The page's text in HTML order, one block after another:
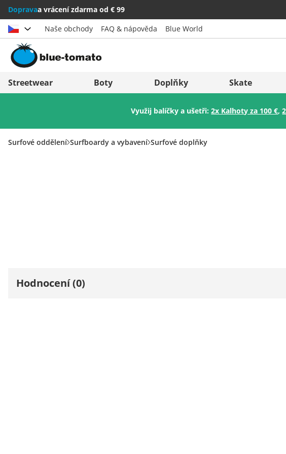
Dopravaa vrácení zdarma od € 99
Vybrat zemi
Österreich
Italia (Italiano)
Italien (Deutsch)
Slovenija
België
Naše obchody FAQ & nápověda Blue World
Streetwear Boty Doplňky Skate
Využij balíčky a ušetři:2x Kalhoty za 100 €,
Surfové oddělení Surfboardy a vybavení Surfové doplňky
Hodnocení (0)